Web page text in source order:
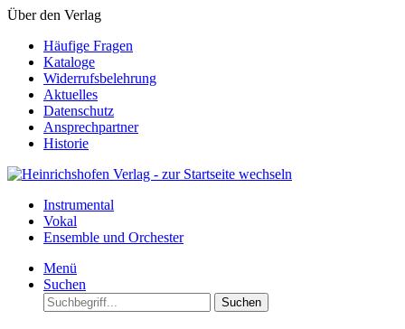
Über den Verlag
Häufige Fragen
Kataloge
Widerrufsbelehrung
Aktuelles
Datenschutz
Ansprechpartner
Historie
Instrumental
Vokal
Ensemble und Orchester
Menü
Suchen
Suchen